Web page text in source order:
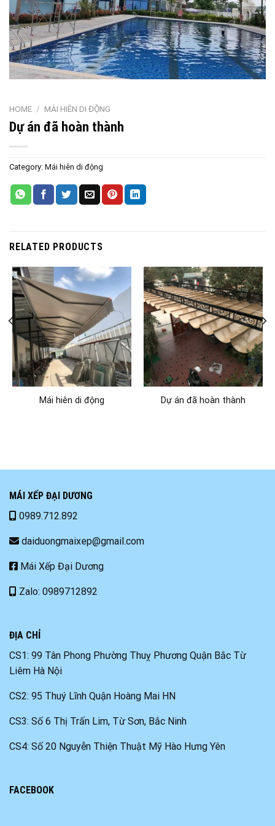
HOME / MÁI HIÊN DI ĐỘNG
Dự án đã hoàn thành
Category: Mái hiên di động
RELATED PRODUCTS
Mái hiên di động Dự án đã hoàn thành
MÁI XẾP ĐẠI DƯƠNG
0989.712.892
daiduongmaixep@gmail.com
Mái Xếp Đại Dương
Zalo: 0989712892
ĐỊA CHỈ
CS1: 99 Tân Phong Phường Thuỵ Phương Quận Bắc Từ
Liêm Hà Nội
CS2: 95 Thuý Lĩnh Quận Hoàng Mai HN
CS3: Số 6 Thị Trấn Lim, Từ Sơn, Bắc Ninh
CS4: Số 20 Nguyễn Thiện Thuật Mỹ Hào Hưng Yên
FACEBOOK